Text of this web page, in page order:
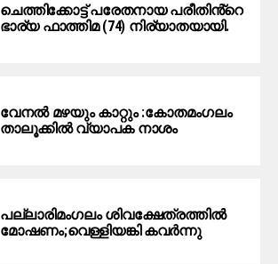
ചെത്തിക്കോട്ട് പരേതനായ പരീതിൻ്റെ
ഭാര്യ ഫാത്തിമ (74) നിര്യാതയായി.
വേനൽ മഴയും കാറ്റും :കോതമംഗലം
താലൂക്കിൽ വ്യാപക നാശം
പല്ലാരിമംഗലം ശിവക്ഷേത്രത്തില്‍
മോഷണം;വെള്ളിയങ്കി കവര്‍ന്നു